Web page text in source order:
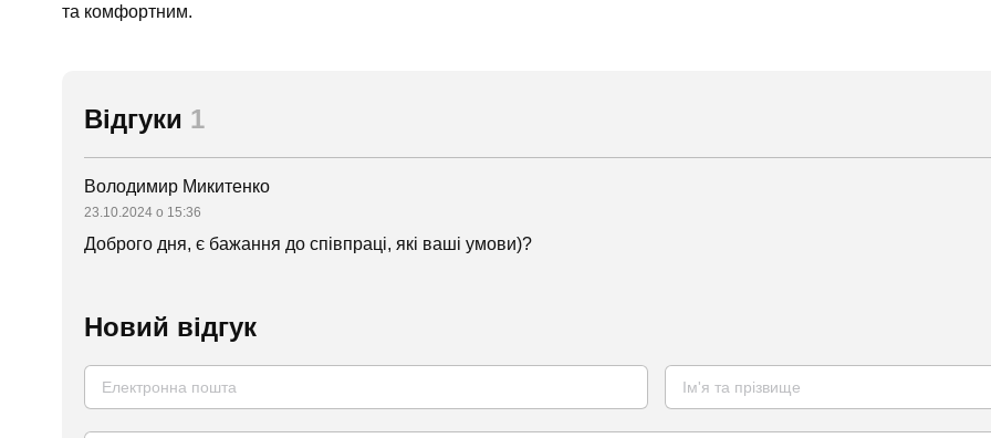
та комфортним.
Відгуки 1
Володимир Микитенко
23.10.2024 о 15:36
Доброго дня, є бажання до співпраці, які ваші умови)?
Новий відгук